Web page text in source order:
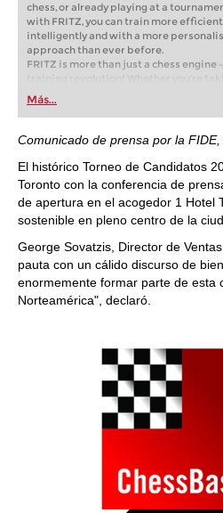
chess, or already playing at a
with FRITZ, you can train more
intelligently and with a more
approach than ever before.
FRITZ is more than just a chess engine –
training revolution! Whether you’re
first steps into the world of club chess,
playing at a tournament level: with
train more efficiently, intelligently and
more personalised approach than
Más...
Comunicado de prensa por la
El histórico Torneo de Candidatos
Toronto con la conferencia de
de apertura en el acogedor 1 Hotel
sostenible en pleno centro de la
George Sovatzis, Director de
pauta con un cálido discurso de
enormemente formar parte de esta
Norteamérica", declaró.